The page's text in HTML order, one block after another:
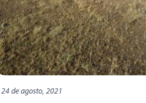
24 de agosto, 2021